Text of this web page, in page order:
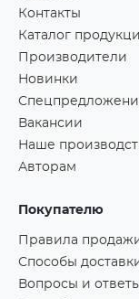
Контакты
Каталог
Производители
Новинки
Вакансии
Наше
Авторам
Покупателю
Правила
Способы
Вопросы и